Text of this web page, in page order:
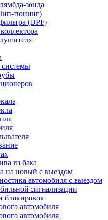
зонда
тюнинг)
(DPF)
из бака
на новый с выездом
автомобиля с выездом
сигнализации
блокировок
автомобиля
автомобиля